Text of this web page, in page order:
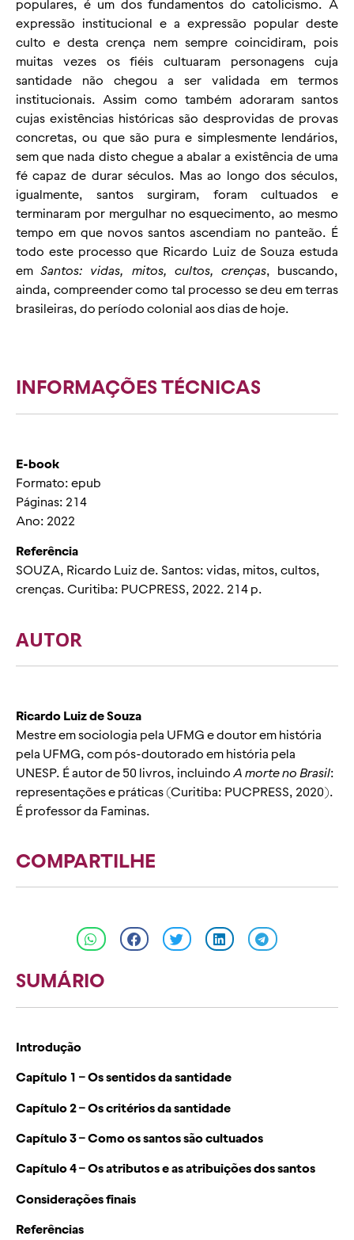
populares, é um dos fundamentos do catolicismo. A
expressão institucional e a expressão popular deste
culto e desta crença nem sempre coincidiram, pois
muitas vezes os fiéis cultuaram personagens cuja
santidade não chegou a ser validada em termos
institucionais. Assim como também adoraram santos
cujas existências históricas são desprovidas de provas
concretas, ou que são pura e simplesmente lendários,
sem que nada disto chegue a abalar a existência de uma
fé capaz de durar séculos. Mas ao longo dos séculos,
igualmente, santos surgiram, foram cultuados e
terminaram por mergulhar no esquecimento, ao mesmo
tempo em que novos santos ascendiam no panteão. É
todo este processo que Ricardo Luiz de Souza estuda
emSantos: vidas, mitos, cultos, crenças, buscando,
ainda, compreender como tal processo se deu em terras
brasileiras, do período colonial aos dias de hoje.
INFORMAÇÕES TÉCNICAS
E-book
Formato: epub
Páginas: 214
Ano: 2022
Referência
SOUZA, Ricardo Luiz de. Santos: vidas, mitos, cultos,
crenças. Curitiba: PUCPRESS, 2022. 214 p.
AUTOR
Ricardo Luiz de Souza
Mestre em sociologia pela UFMG e doutor em história
pela UFMG, com pós-doutorado em história pela
UNESP. É autor de 50 livros, incluindo A morte no Brasil:
representações e práticas (Curitiba: PUCPRESS, 2020).
É professor da Faminas.
COMPARTILHE
SUMÁRIO
Introdução
Capítulo 1 – Os sentidos da santidade
Capítulo 2 – Os critérios da santidade
Capítulo 3 – Como os santos são cultuados
Capítulo 4 – Os atributos e as atribuições dos santos
Considerações finais
Referências